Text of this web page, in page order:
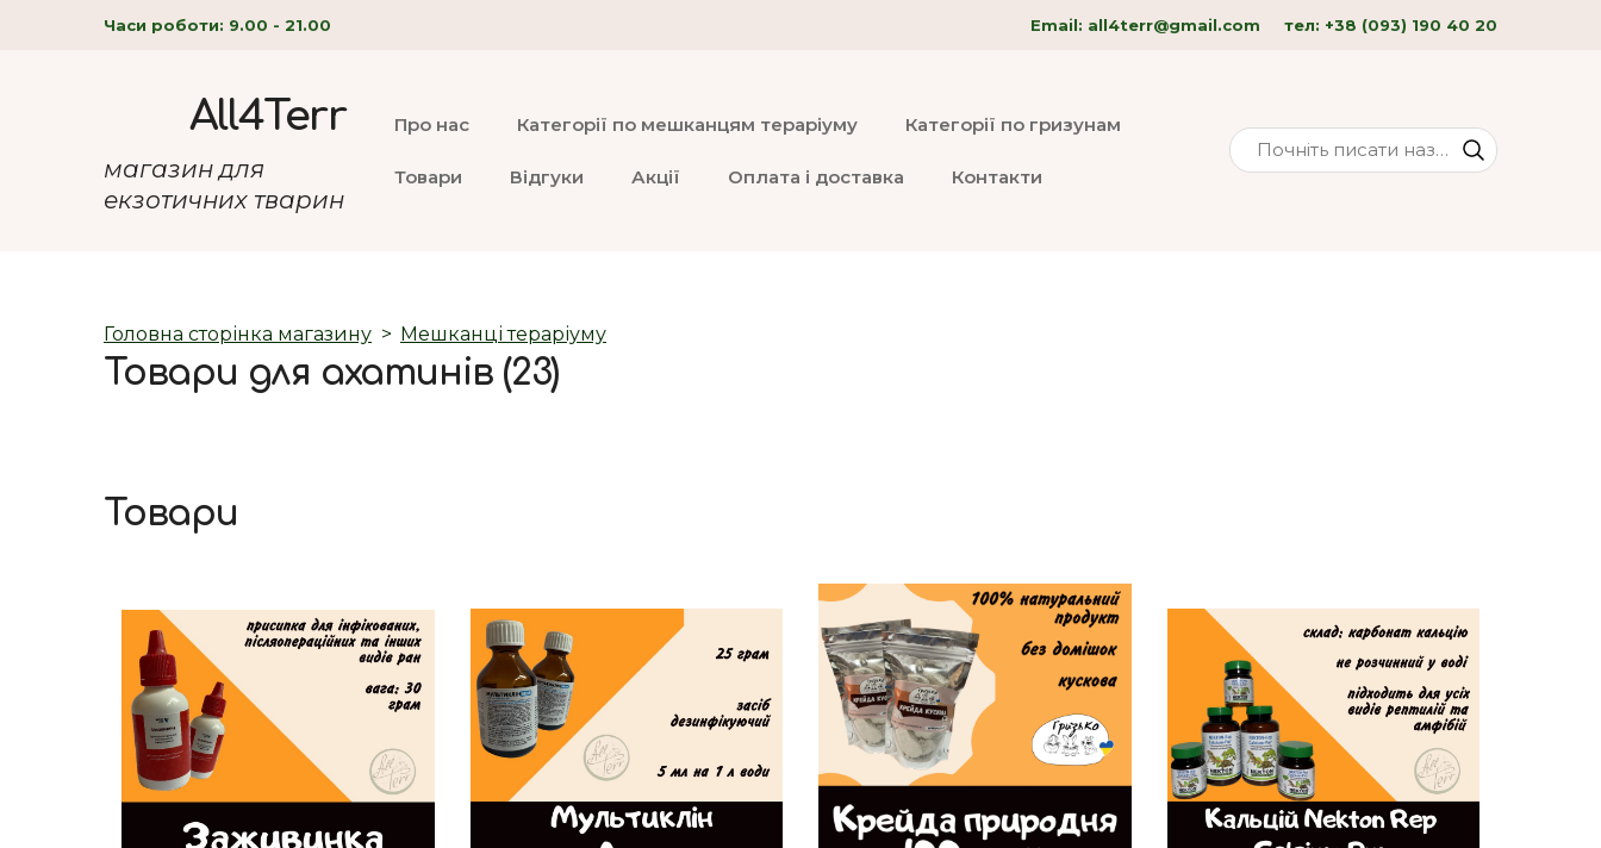
Часи роботи: 9.00 - 21.00 Email: all4terr@gmail.com тел: +38 (093) 190 40 20
All4Terr
магазин для
екзотичних тварин
Про нас Категорії по мешканцям тераріуму Категорії по гризунам
Товари Відгуки Акції Оплата і доставка Контакти
Головна сторінка магазину Мешканці тераріуму
Товари для ахатинів (23)
Товари